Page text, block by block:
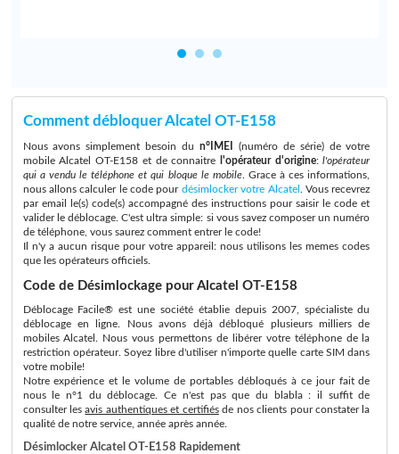
Comment débloquer Alcatel OT-E158
Nous avons simplement besoin du n°IMEI
(numéro de série) de votre
mobile Alcatel OT-E158 et de connaitre
l'opérateur d'origine:l'opérateur
qui a vendu le téléphone et qui bloque le mobile. Grace à ces informations,
nous allons calculer le code pour désimlocker votre Alcatel
. Vous recevrez
par email le(s) code(s) accompagné des instructions pour saisir le code et
valider le déblocage. C'est ultra simple: si vous savez composer un numéro
de téléphone, vous saurez comment entrer le code!
Il n'y a aucun risque pour votre appareil: nous utilisons les memes codes
que les opérateurs officiels.
Code de Désimlockage pour Alcatel OT-E158
Déblocage Facile® est une société établie depuis 2007, spécialiste du
déblocage en ligne. Nous avons déjà débloqué plusieurs milliers de
mobiles Alcatel. Nous vous permettons de libérer votre téléphone de la
restriction opérateur. Soyez libre d'utiliser n'importe quelle carte SIM dans
votre mobile!
Notre expérience et le volume de portables débloqués à ce jour fait de
nous le n°1 du déblocage. Ce n'est pas que du blabla : il suffit de
consulter lesavis authentiques et certifiésde nos clients pour constater la
qualité de notre service, année après année.
Désimlocker Alcatel OT-E158 Rapidement